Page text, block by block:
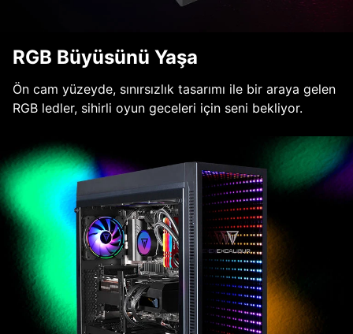
RGB Büyüsünü Yaşa
Ön cam yüzeyde, sınırsızlık tasarımı ile bir araya gelen
RGB ledler, sihirli oyun geceleri için seni bekliyor.